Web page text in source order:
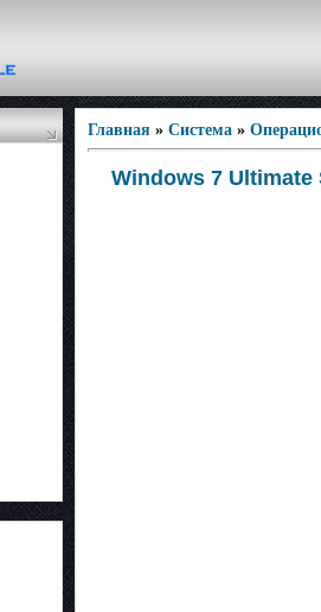
Главная » Система »
Windows 7 Ultimate